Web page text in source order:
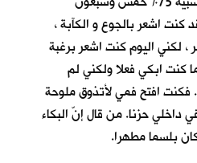
كنت اشعر بالجوع و الكآبة ،
لكني اليوم كنت اشعر برغبة
كنت ابكي فعلا ولكني لم
افتح فمي لأتذوق ملوحة
داخلي حزنا. من قال إنّ البكاء
بلسما مطهرا.